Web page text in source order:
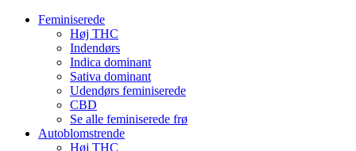
Feminiserede
Høj THC
Indendørs
Indica dominant
Sativa dominant
Udendørs feminiserede
CBD
Se alle feminiserede frø
Autoblomstrende
Høj THC